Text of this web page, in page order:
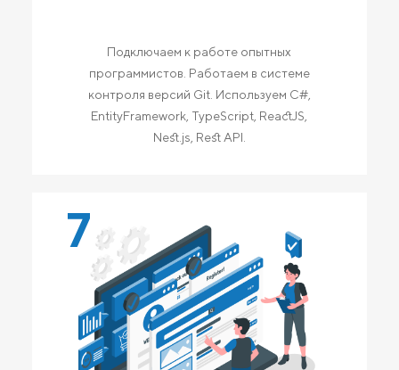
Подключаем к работе опытных
программистов. Работаем в системе
контроля версий Git. Используем C#,
EntityFramework, TypeScript, ReactJS,
Nest.js, Rest API.
7